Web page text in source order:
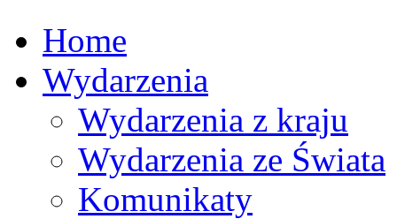
Home
Wydarzenia
Wydarzenia z kraju
Wydarzenia ze Świata
Komunikaty